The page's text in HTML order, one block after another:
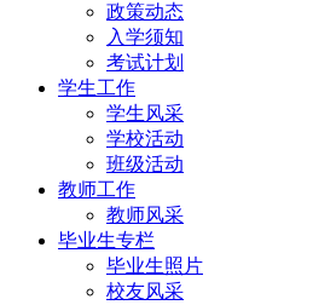
政策动态
入学须知
考试计划
学生工作
学生风采
学校活动
班级活动
教师工作
教师风采
毕业生专栏
毕业生照片
校友风采